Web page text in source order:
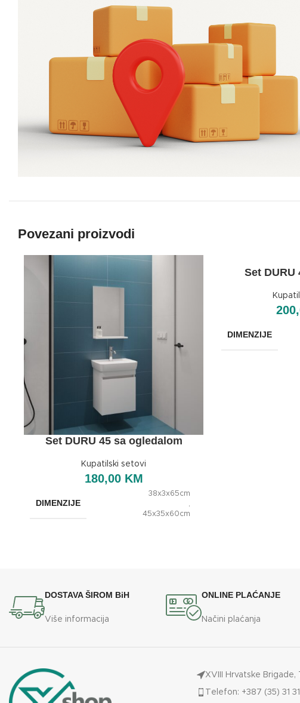
Povezani proizvodi
Set DURU 45 sa ogledalom
Kupatilski setovi
180,00 KM
DIMENZIJE
38x3x65cm
,
45x35x60cm
Set DURU
DIMENZIJE
DOSTAVA ŠIROM BiH
Više informacija
ONLINE PLAĆANJE
Načini plaćanja
XVIII Hrvatske Brigade,
Telefon: +387 (35) 31 31